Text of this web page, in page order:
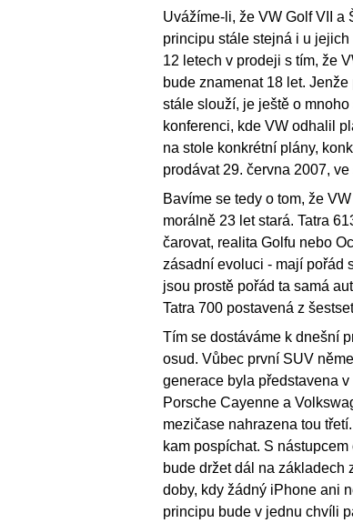
Uvážíme-li, že VW Golf VII a
principu stále stejná i u
12 letech v prodeji s tím, že
bude znamenat 18 let.
stále slouží, je ještě o
konferenci, kde VW odhalil
na stole konkrétní plány,
prodávat 29. června 2007,
Bavíme se tedy o tom, že
morálně 23 let stará. Tatra
čarovat, realita Golfu nebo
zásadní evoluci - mají pořád
jsou prostě pořád ta samá
Tatra 700 postavená z
Tím se dostáváme k dnešní
osud. Vůbec první SUV
generace byla představena
Porsche Cayenne a
mezičase nahrazena tou
kam pospíchat. S
bude držet dál na základech
doby, kdy žádný iPhone ani
principu bude v jednu chvíli